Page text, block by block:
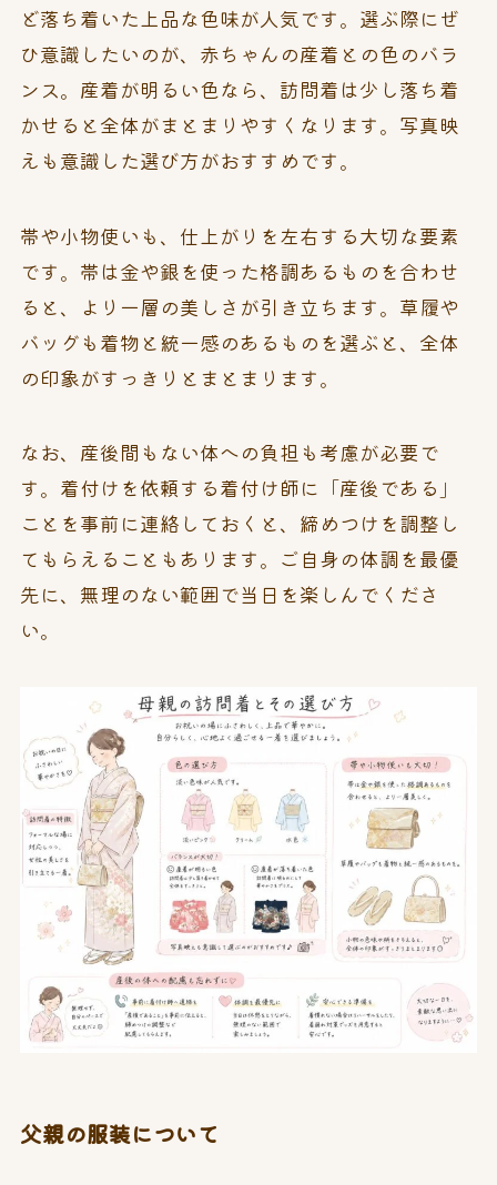
ど落ち着いた上品な色味が人気です。選ぶ際にぜ
ひ意識したいのが、赤ちゃんの産着との色のバラ
ンス。産着が明るい色なら、訪問着は少し落ち着
かせると全体がまとまりやすくなります。写真映
えも意識した選び方がおすすめです。
帯や小物使いも、仕上がりを左右する大切な要素
です。帯は金や銀を使った格調あるものを合わせ
ると、より一層の美しさが引き立ちます。草履や
バッグも着物と統一感のあるものを選ぶと、全体
の印象がすっきりとまとまります。
なお、産後間もない体への負担も考慮が必要で
す。着付けを依頼する着付け師に「産後である」
ことを事前に連絡しておくと、締めつけを調整し
てもらえることもあります。ご自身の体調を最優
先に、無理のない範囲で当日を楽しんでくださ
い。
父親の服装について